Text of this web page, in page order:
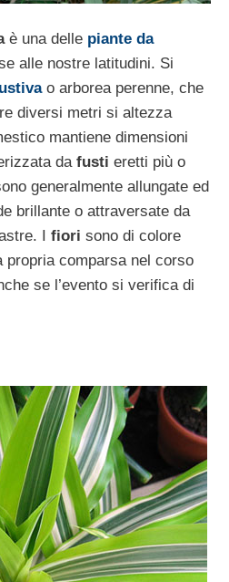
è una delle piante da
alle nostre latitudini. Si
o arborea perenne, che
diversi metri si altezza
mantiene dimensioni
da fusti eretti più o
generalmente allungate ed
brillante o attraversate da
I fiori sono di colore
propria comparsa nel corso
se l’evento si verifica di